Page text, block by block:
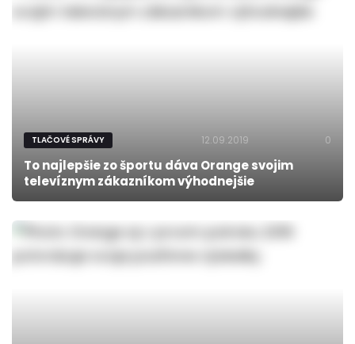
TLAČOVÉ SPRÁVY 12.09.2019 0
To najlepšie zo športu dáva Orange svojim
televíznym zákazníkom výhodnejšie